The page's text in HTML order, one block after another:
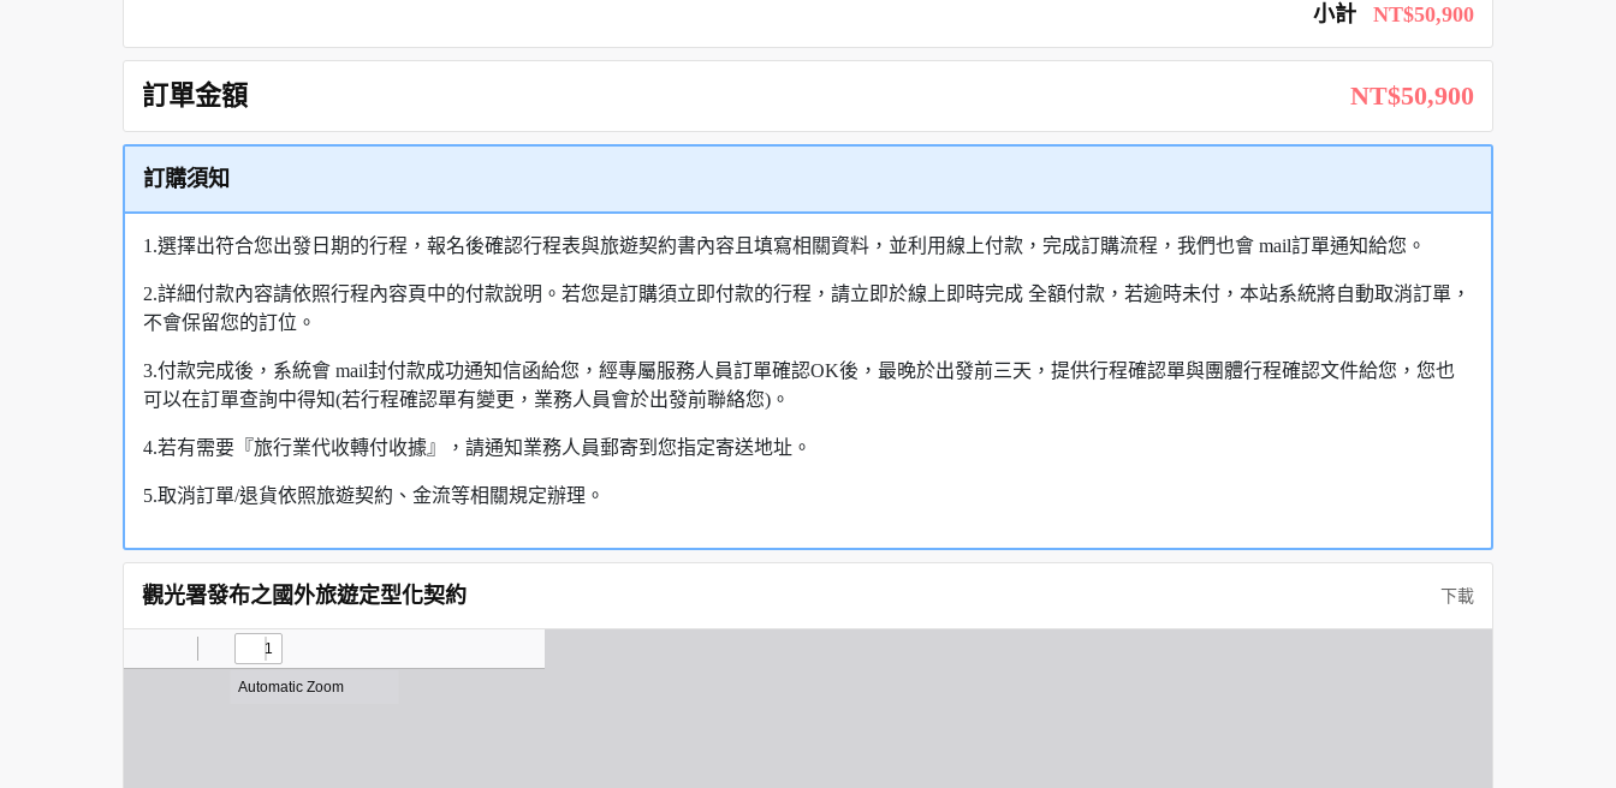
小計 NT$50,900
訂單金額 NT$50,900
訂購須知
1.選擇出符合您出發日期的行程，報名後確認行程表與旅遊契約書內容且填寫相關資料，並利用線上付款，完成訂購流程，我們也會 mail訂單通知給您。
2.詳細付款內容請依照行程內容頁中的付款說明。若您是訂購須立即付款的行程，請立即於線上即時完成 全額付款，若逾時未付，本站系統將自動取消訂單，
不會保留您的訂位。
3.付款完成後，系統會 mail封付款成功通知信函給您，經專屬服務人員訂單確認OK後，最晚於出發前三天，提供行程確認單與團體行程確認文件給您，您也
可以在訂單查詢中得知(若行程確認單有變更，業務人員會於出發前聯絡您)。
4.若有需要『旅行業代收轉付收據』，請通知業務人員郵寄到您指定寄送地址。
5.取消訂單/退貨依照旅遊契約、金流等相關規定辦理。
觀光署發布之國外旅遊定型化契約 下載